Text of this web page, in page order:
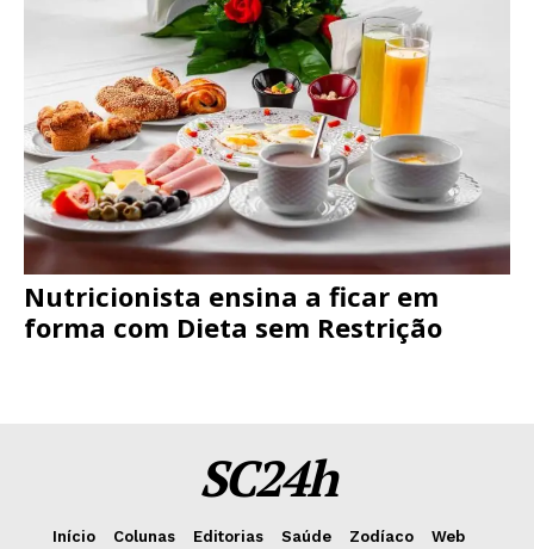
Nutricionista ensina a ficar em
forma com Dieta sem Restrição
SC24h
Início Colunas Editorias Saúde Zodíaco
Web